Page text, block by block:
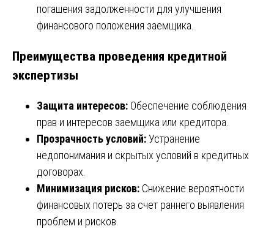
погашения задолженности для улучшения
финансового положения заемщика.
Преимущества проведения кредитной
экспертизы
Защита интересов: Обеспечение соблюдения
прав и интересов заемщика или кредитора.
Прозрачность условий:Устранение
недопонимания и скрытых условий в кредитных
договорах.
Минимизация рисков: Снижение вероятности
финансовых потерь за счет раннего выявления
проблем и рисков.